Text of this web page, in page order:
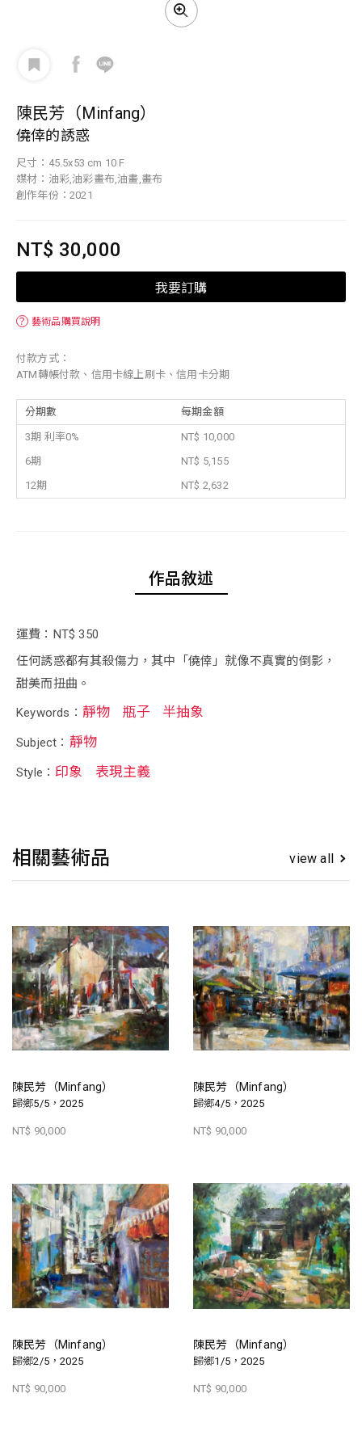
陳民芳（Minfang）
僥倖的誘惑
尺寸：45.5x53 cm 10 F
媒材：油彩,油彩畫布,油畫,畫布
創作年份：2021
NT$ 30,000
我要訂購
？ 藝術品購買說明
付款方式：
ATM轉帳付款、信用卡線上刷卡、信用卡分期
分期數 每期金額
3期 利率0%
NT$ 10,000
6期
NT$ 5,155
12期
NT$ 2,632
作品敘述
運費：NT$ 350
任何誘惑都有其殺傷力，其中「僥倖」就像不真實的倒影，
甜美而扭曲。
Keywords： 靜物 瓶子 半抽象
Subject： 靜物
Style： 印象 表現主義
相關藝術品 view all
陳民芳（Minfang）
歸鄉5/5，2025
NT$ 90,000
陳民芳（Minfang）
歸鄉4/5，2025
NT$ 90,000
陳民芳（Minfang）
歸鄉2/5，2025
NT$ 90,000
陳民芳（Minfang）
歸鄉1/5，2025
NT$ 90,000